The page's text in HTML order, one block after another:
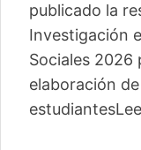
publicado la
Investigación
Sociales 2026
elaboración
estudiantes